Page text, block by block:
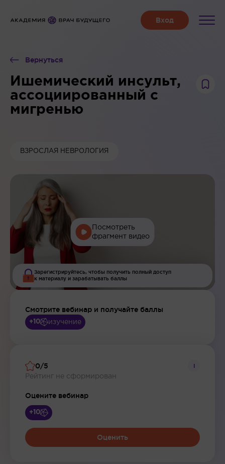
Вернуться
Ишемический инсульт,
ассоциированный с
мигренью
ВЗРОСЛАЯ НЕВРОЛОГИЯ
Посмотреть
фрагмент видео
Зарегистрируйтесь, чтобы получить полный доступ
к материалу и зарабатывать баллы
Смотрите вебинар и получайте баллы
+10 изучение
0/5
Рейтинг не сформирован
i
Оцените вебинар
+10
Оценить